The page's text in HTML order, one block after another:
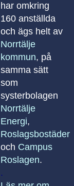
har omkring
160 anställda
och ägs helt av
Norrtälje
kommun, på
samma sätt
som
systerbolagen
Norrtälje
Energi,
Roslagsbostäder
och Campus
Roslagen.
.